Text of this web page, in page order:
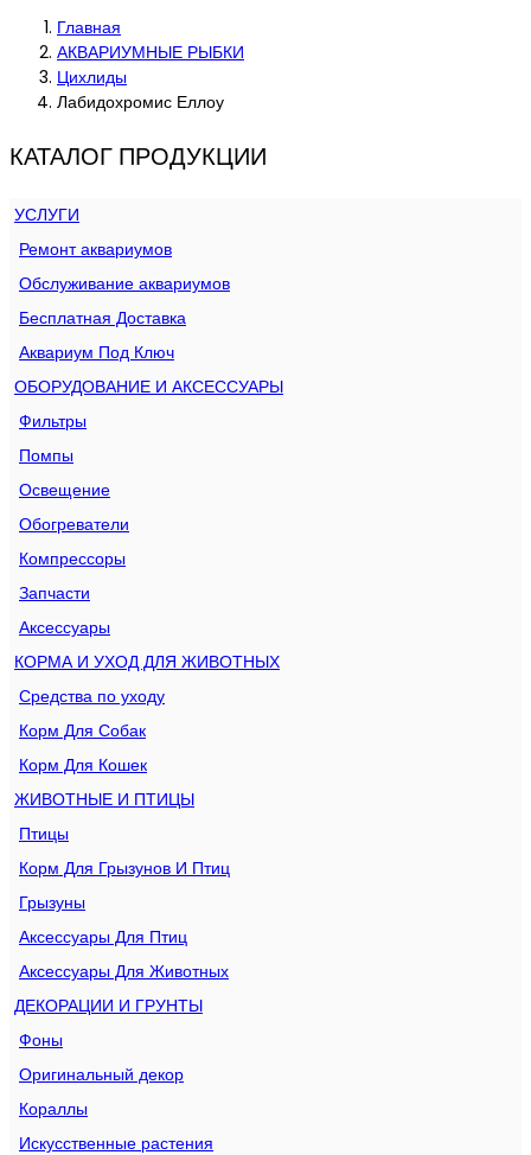
Главная
АКВАРИУМНЫЕ РЫБКИ
Цихлиды
Лабидохромис Еллоу
КАТАЛОГ ПРОДУКЦИИ
УСЛУГИ
Ремонт аквариумов
Обслуживание аквариумов
Бесплатная Доставка
Аквариум Под Ключ
ОБОРУДОВАНИЕ И АКСЕССУАРЫ
Фильтры
Помпы
Освещение
Обогреватели
Компрессоры
Запчасти
Аксессуары
КОРМА И УХОД ДЛЯ ЖИВОТНЫХ
Средства по уходу
Корм Для Собак
Корм Для Кошек
ЖИВОТНЫЕ И ПТИЦЫ
Птицы
Корм Для Грызунов И Птиц
Грызуны
Аксессуары Для Птиц
Аксессуары Для Животных
ДЕКОРАЦИИ И ГРУНТЫ
Фоны
Оригинальный декор
Кораллы
Искусственные растения